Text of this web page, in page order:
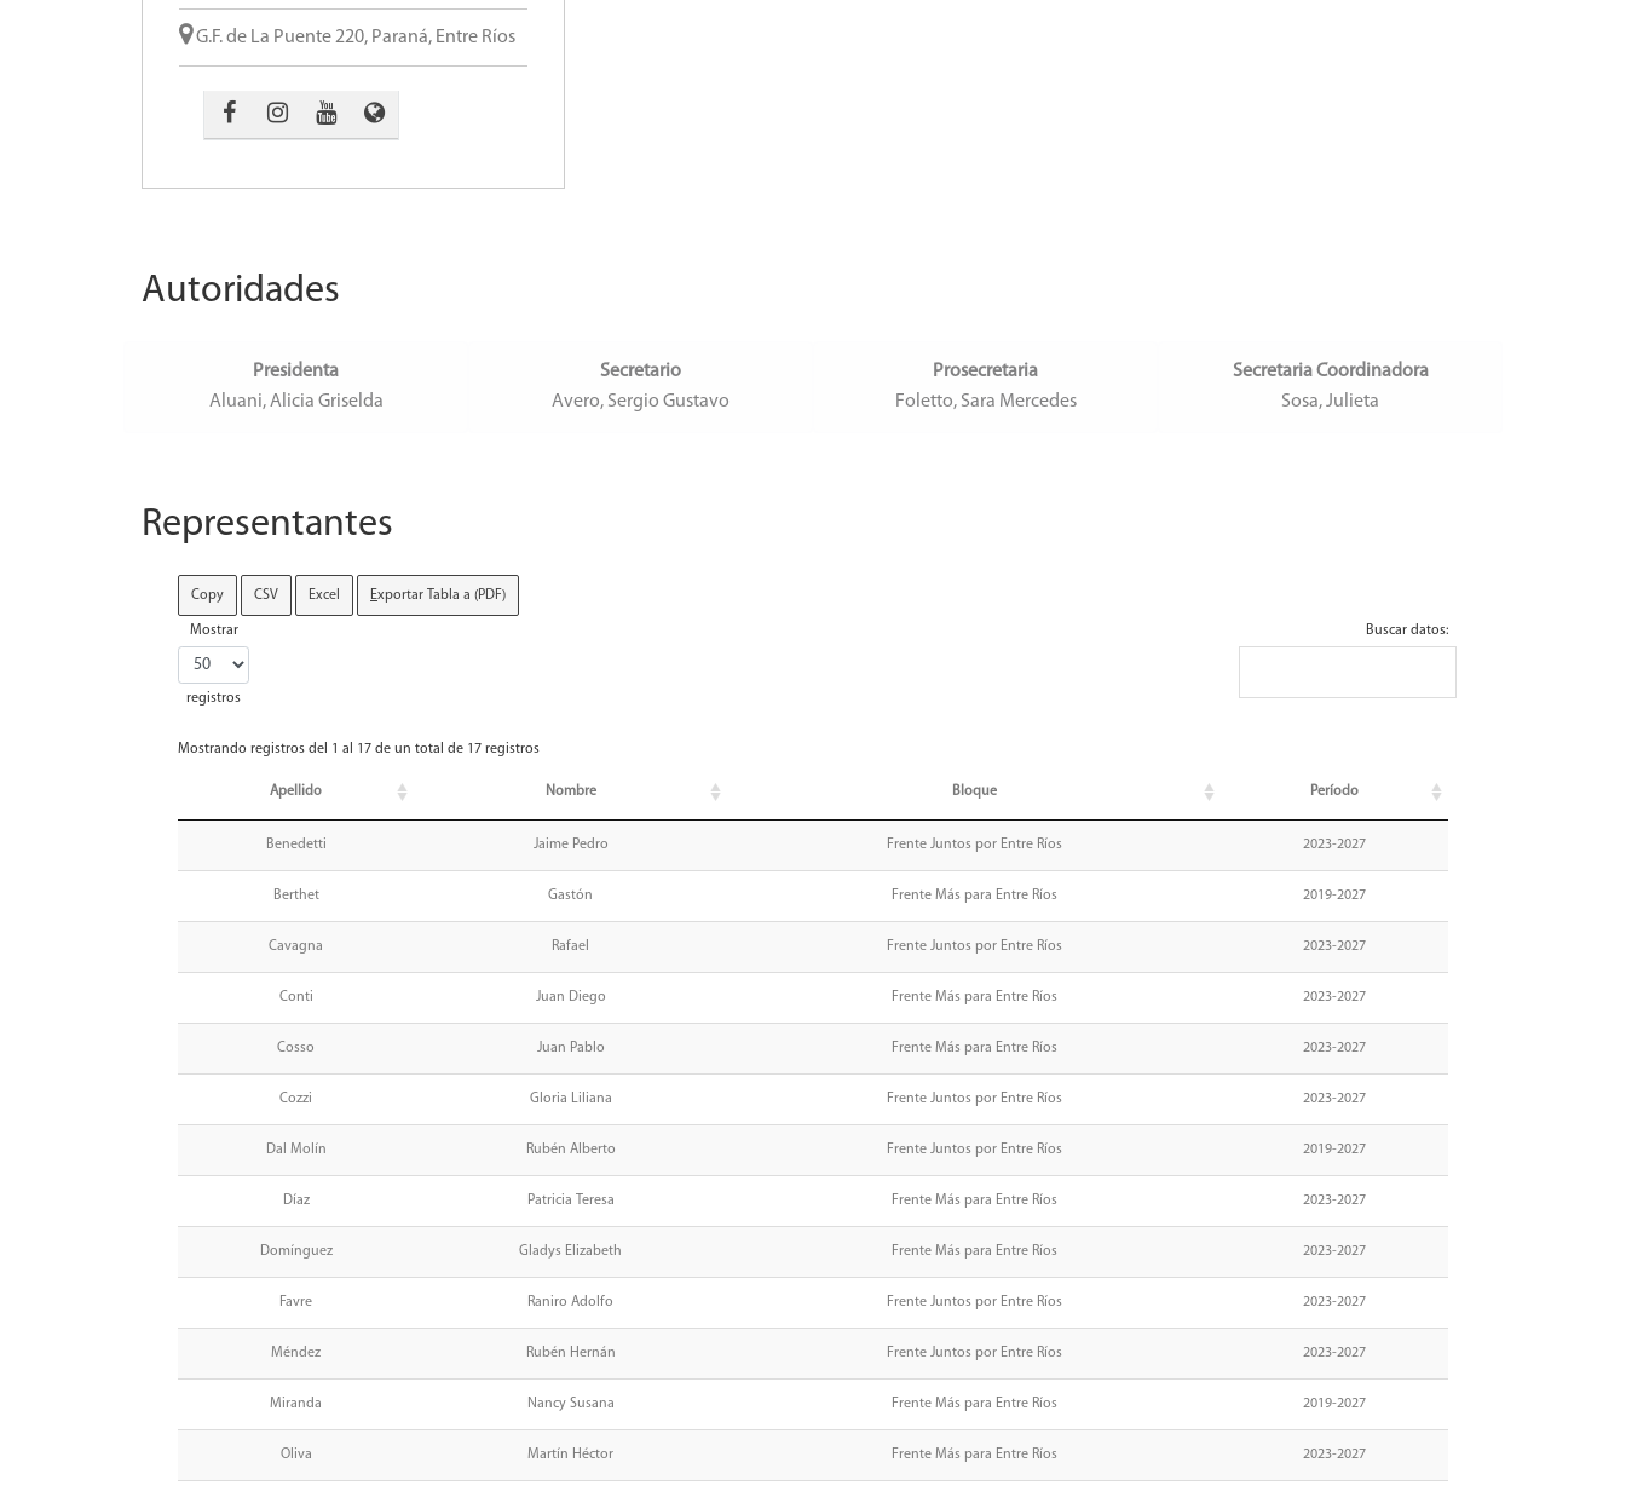
G.F. de La Puente 220, Paraná, Entre Ríos
Autoridades
Presidenta
Aluani, Alicia Griselda
Secretario
Avero, Sergio Gustavo
Prosecretaria
Foletto, Sara Mercedes
Secretaria Coordinadora
Sosa, Julieta
Representantes
Copy CSV Excel Exportar Tabla a (PDF)
Mostrar
registros
Buscar datos:
Mostrando registros del 1 al 17 de un total de 17 registros
Apellido Nombre Bloque Período
Benedetti Jaime Pedro Frente Juntos por Entre Ríos 2023-2027
Berthet Gastón Frente Más para Entre Ríos 2019-2027
Cavagna Rafael Frente Juntos por Entre Ríos 2023-2027
Conti Juan Diego Frente Más para Entre Ríos 2023-2027
Cosso Juan Pablo Frente Más para Entre Ríos 2023-2027
Cozzi Gloria Liliana Frente Juntos por Entre Ríos 2023-2027
Dal Molín Rubén Alberto Frente Juntos por Entre Ríos 2019-2027
Díaz Patricia Teresa Frente Más para Entre Ríos 2023-2027
Domínguez Gladys Elizabeth Frente Más para Entre Ríos 2023-2027
Favre Raniro Adolfo Frente Juntos por Entre Ríos 2023-2027
Méndez Rubén Hernán Frente Juntos por Entre Ríos 2023-2027
Miranda Nancy Susana Frente Más para Entre Ríos 2019-2027
Oliva Martín Héctor Frente Más para Entre Ríos 2023-2027